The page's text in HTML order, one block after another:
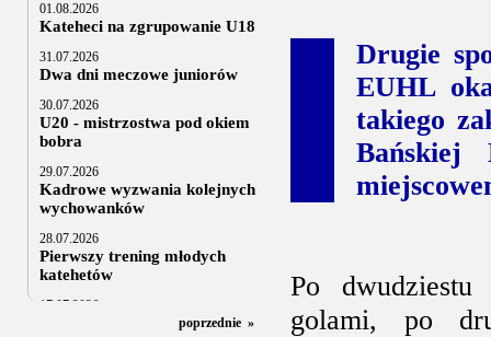
01.08.2026
Kateheci na zgrupowanie U18
31.07.2026
Dwa dni meczowe juniorów
30.07.2026
U20 - mistrzostwa pod okiem
bobra
29.07.2026
Kadrowe wyzwania kolejnych
wychowanków
28.07.2026
Pierwszy trening młodych
katehetów
17.07.2026
U20: z kraju i z zagranicy
poprzednie »
Drugie
EUHL
takiego
Bańskiej
Po
golami, po